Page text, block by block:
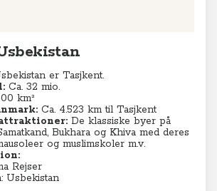
er Tasjkent.
Ca. 32 mio.
km²
Ca. 4.523 km til Tasjkent
De klassiske byer på
Bukhara og Khiva med deres
og muslimskoler m.v.
Rejser
Usbekistan